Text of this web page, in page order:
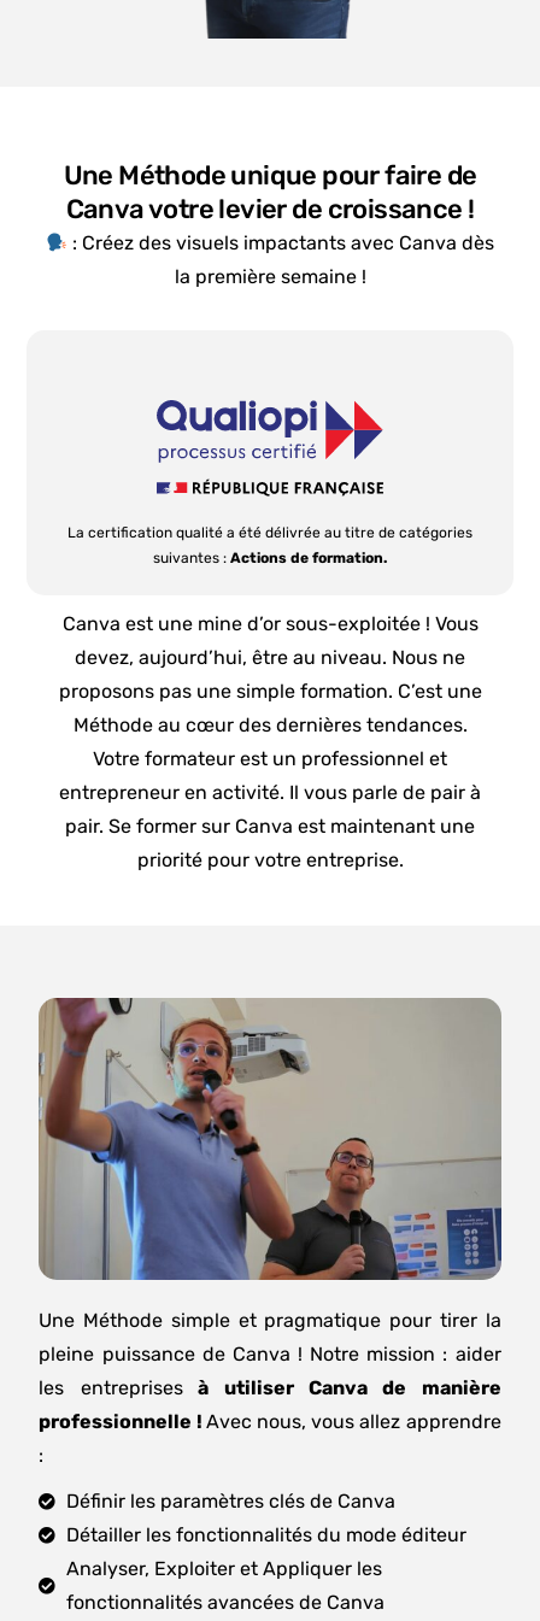
Une Méthode unique pour faire de
Canva votre levier de croissance !
: Créez des visuels impactants avec Canva dès
la première semaine !
La certification qualité a été délivrée au titre de catégories
suivantes : Actions de formation.
Canva est une mine d’or sous-exploitée ! Vous
devez, aujourd’hui, être au niveau. Nous ne
proposons pas une simple formation. C’est une
Méthode au cœur des dernières tendances.
Votre formateur est un professionnel et
entrepreneur en activité. Il vous parle de pair à
pair. Se former sur Canva est maintenant une
priorité pour votre entreprise.
Une Méthode simple et pragmatique pour tirer la
pleine puissance de Canva ! Notre mission : aider
les entreprisesà utiliser Canva de manière
professionnelle ! Avec nous, vous allez apprendre
:
Définir les paramètres clés de Canva
Détailler les fonctionnalités du mode éditeur
Analyser, Exploiter et Appliquer les
fonctionnalités avancées de Canva